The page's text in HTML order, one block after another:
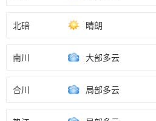
北碚 晴朗
南川 大部多云
合川 局部多云